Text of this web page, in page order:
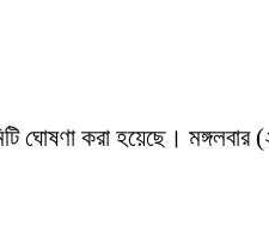
ঘোষণা করা হয়েছে।